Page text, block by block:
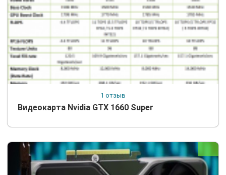
1 отзыв
Видеокарта Nvidia GTX 1660 Super